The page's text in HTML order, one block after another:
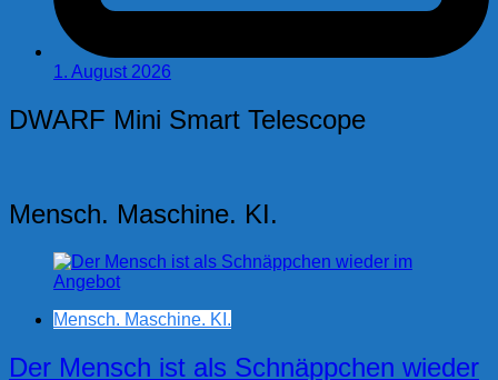
1. August 2026
DWARF Mini Smart Telescope
Mensch. Maschine. KI.
Mensch. Maschine. KI.
Der Mensch ist als Schnäppchen wieder